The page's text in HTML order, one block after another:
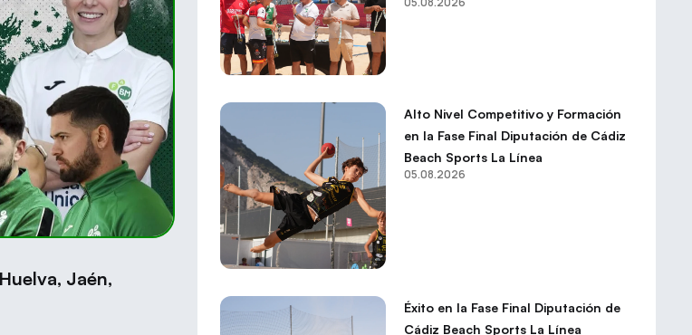
Huelva, Jaén,
Alto Nivel Competitivo y Formación
en la Fase Final Diputación de Cádiz
Beach Sports La Línea
05.08.2026
Éxito en la Fase Final Diputación de
Cádiz Beach Sports La Línea